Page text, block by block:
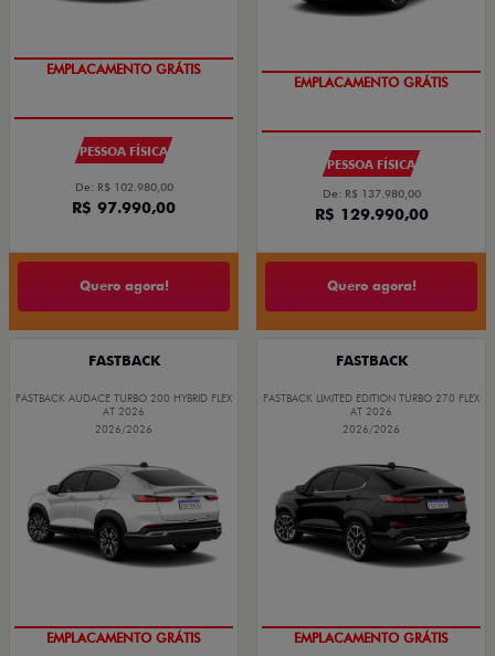
EMPLACAMENTO GRÁTIS
PESSOA FÍSICA
De: R$ 102.980,00
R$ 97.990,00
Quero agora!
EMPLACAMENTO GRÁTIS
PESSOA FÍSICA
De: R$ 137.980,00
R$ 129.990,00
Quero agora!
FASTBACK
FASTBACK AUDACE TURBO 200 HYBRID FLEX
AT 2026
2026/2026
EMPLACAMENTO GRÁTIS
FASTBACK
FASTBACK LIMITED EDITION TURBO 270 FLEX
AT 2026
2026/2026
EMPLACAMENTO GRÁTIS